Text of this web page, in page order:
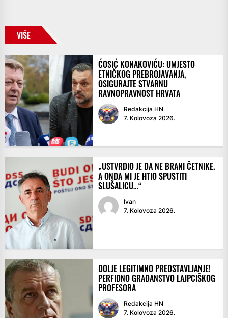
VIŠE
ĆOSIĆ KONAKOVIĆU: UMJESTO
ETNIČKOG PREBROJAVANJA,
OSIGURAJTE STVARNU
RAVNOPRAVNOST HRVATA
Redakcija HN
7. Kolovoza 2026.
„USTVRDIO JE DA NE BRANI ČETNIKE.
A ONDA MI JE HTIO SPUSTITI
SLUŠALICU…“
Ivan
7. Kolovoza 2026.
DOLJE LEGITIMNO PREDSTAVLJANJE!
PERFIDNO GRAĐANSTVO LAJPCIŠKOG
PROFESORA
Redakcija HN
7. Kolovoza 2026.